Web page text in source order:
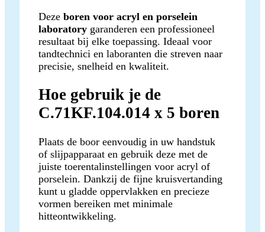
Deze boren voor acryl en porselein
laboratory garanderen een professioneel
resultaat bij elke toepassing. Ideaal voor
tandtechnici en laboranten die streven naar
precisie, snelheid en kwaliteit.
Hoe gebruik je de
C.71KF.104.014 x 5 boren
Plaats de boor eenvoudig in uw handstuk
of slijpapparaat en gebruik deze met de
juiste toerentalinstellingen voor acryl of
porselein. Dankzij de fijne kruisvertanding
kunt u gladde oppervlakken en precieze
vormen bereiken met minimale
hitteontwikkeling.